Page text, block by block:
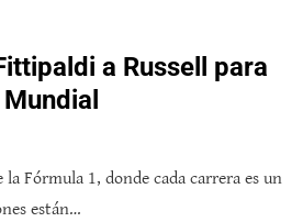
a Russell para
Fórmula 1, donde cada carrera es un
están…